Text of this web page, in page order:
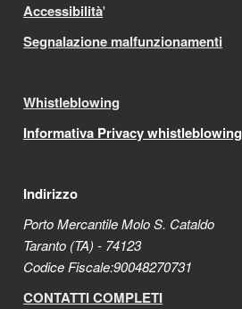
Accessibilità'
Segnalazione malfunzionamenti
Whistleblowing
Informativa Privacy whistleblowing
Indirizzo
Porto Mercantile Molo S. Cataldo
Taranto (TA) - 74123
Codice Fiscale:90048270731
CONTATTI COMPLETI